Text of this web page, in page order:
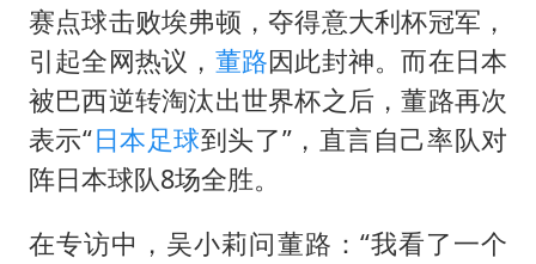
赛点球击败埃弗顿，夺得意大利杯冠军，
引起全网热议， 董路因此封神。而在日本
被巴西逆转淘汰出世界杯之后，董路再次
表示“日本足球到头了”，直言自己率队对
阵日本球队8场全胜。
在专访中，吴小莉问董路：“我看了一个